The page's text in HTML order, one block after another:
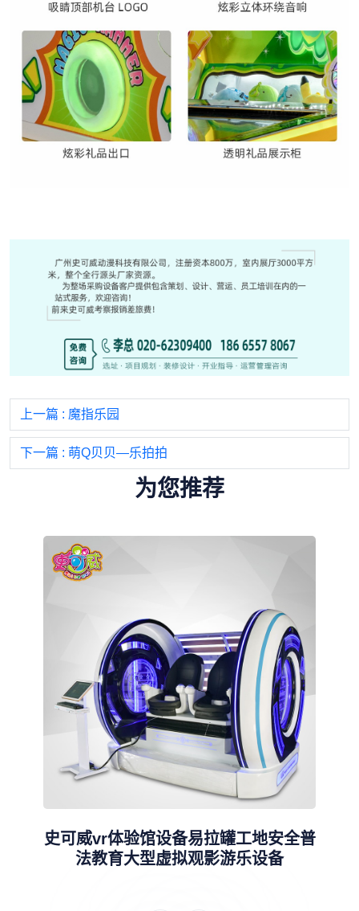
上一篇 : 魔指乐园
下一篇 : 萌Q贝贝—乐拍拍
为您推荐
史可威vr体验馆设备易拉罐工地安全普
法教育大型虚拟观影游乐设备